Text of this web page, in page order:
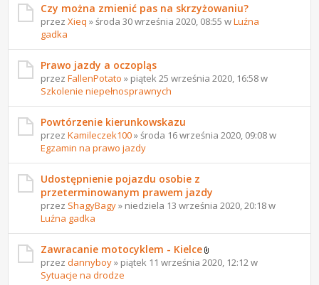
Czy można zmienić pas na skrzyżowaniu?
przezXieq » środa 30 września 2020, 08:55 wLuźna
gadka
Prawo jazdy a oczopląs
przezFallenPotato » piątek 25 września 2020, 16:58 w
Szkolenie niepełnosprawnych
Powtórzenie kierunkowskazu
przezKamileczek100» środa 16 września 2020, 09:08 w
Egzamin na prawo jazdy
Udostępnienie pojazdu osobie z
przeterminowanym prawem jazdy
przez ShagyBagy» niedziela 13 września 2020, 20:18 w
Luźna gadka
Zawracanie motocyklem - Kielce
przezdannyboy» piątek 11 września 2020, 12:12 w
Sytuacje na drodze